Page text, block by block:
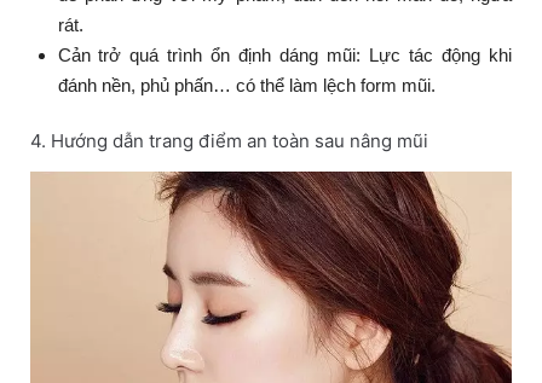
rát.
Cản trở quá trình ổn định dáng mũi: Lực tác động khi
đánh nền, phủ phấn… có thể làm lệch form mũi.
4. Hướng dẫn trang điểm an toàn sau nâng mũi